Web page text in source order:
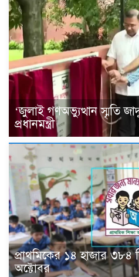
‘জুলাই গণঅভ্যুত্থান স্মৃতি
প্রধানমন্ত্রী
প্রাথমিকের ১৪ হাজার ৩৮৪
অক্টোবর